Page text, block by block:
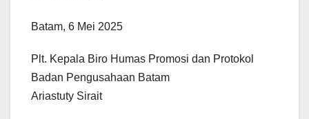
Batam, 6 Mei 2025
Plt. Kepala Biro Humas Promosi dan Protokol
Badan Pengusahaan Batam
Ariastuty Sirait